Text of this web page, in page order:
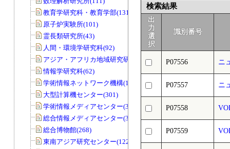
教育学研究科・教育学部(131)
原子炉実験所(101)
霊長類研究所(43)
人間・環境学研究科(92)
アジア・アフリカ地域研究研究科(33)
情報学研究科(62)
学術情報ネットワーク機構(11)
大型計算機センター(301)
学術情報メディアセンター(39)
総合情報メディアセンター(33)
総合博物館(268)
東南アジア研究センター(122)
検索結果
出
力
選
択
識別番号
P07556 ニ
P07557 ニ
P07558
P07559